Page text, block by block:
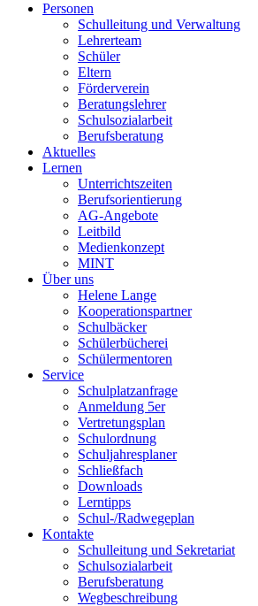
Personen
Schulleitung und Verwaltung
Lehrerteam
Schüler
Eltern
Förderverein
Beratungslehrer
Schulsozialarbeit
Berufsberatung
Aktuelles
Lernen
Unterrichtszeiten
Berufsorientierung
AG-Angebote
Leitbild
Medienkonzept
MINT
Über uns
Helene Lange
Kooperationspartner
Schulbäcker
Schülerbücherei
Schülermentoren
Service
Schulplatzanfrage
Anmeldung 5er
Vertretungsplan
Schulordnung
Schuljahresplaner
Schließfach
Downloads
Lerntipps
Schul-/Radwegeplan
Kontakte
Schulleitung und Sekretariat
Schulsozialarbeit
Berufsberatung
Wegbeschreibung